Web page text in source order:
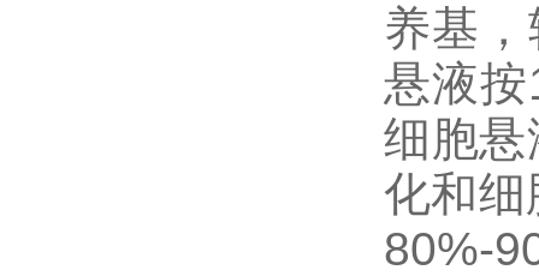
养基
悬液
细胞
化和细
80%-